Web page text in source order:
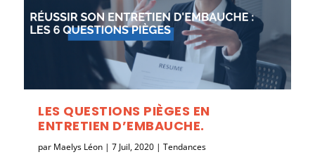
LES QUESTIONS PIÈGES EN
ENTRETIEN D’EMBAUCHE.
par Maelys Léon |7 Juil, 2020 |Tendances